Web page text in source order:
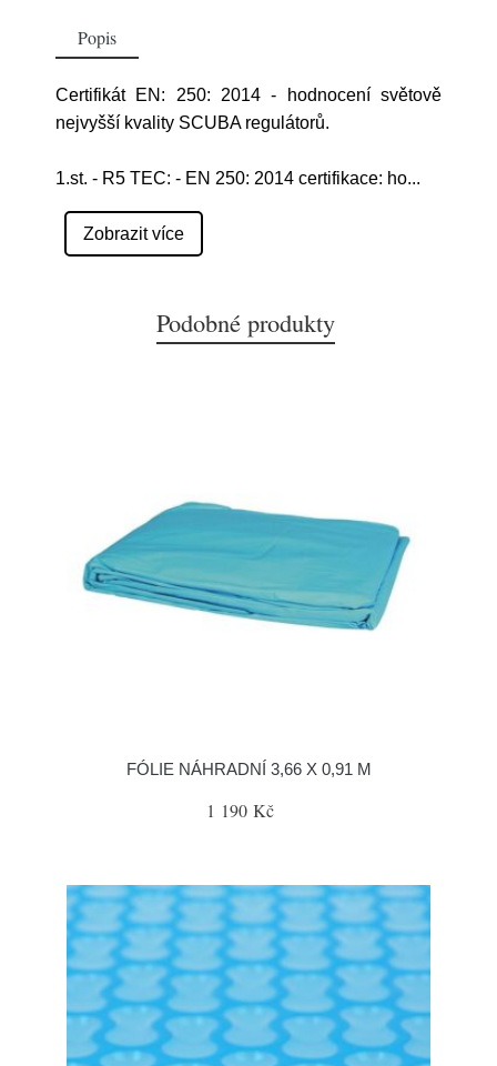
Popis
Certifikát EN: 250: 2014 - hodnocení světově
nejvyšší kvality SCUBA regulátorů.
1.st. - R5 TEC: - EN 250: 2014 certifikace: ho...
Zobrazit více
Podobné produkty
FÓLIE NÁHRADNÍ 3,66 X 0,91 M
1 190 Kč